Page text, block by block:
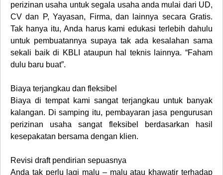
perizinan usaha untuk segala usaha anda mulai dari UD,
CV dan P, Yayasan, Firma, dan lainnya secara Gratis.
Tak hanya itu, Anda harus kami edukasi terlebih dahulu
untuk pembuatannya supaya tak ada kesalahan sama
sekali baik di KBLI ataupun hal teknis lainnya. “Faham
dulu baru buat”.
Biaya terjangkau dan fleksibel
Biaya di tempat kami sangat terjangkau untuk banyak
kalangan. Di samping itu, pembayaran jasa pengurusan
perizinan usaha sangat fleksibel berdasarkan hasil
kesepakatan bersama dengan klien.
Revisi draft pendirian sepuasnya
Anda tak perlu lagi malu – malu atau khawatir terhadap